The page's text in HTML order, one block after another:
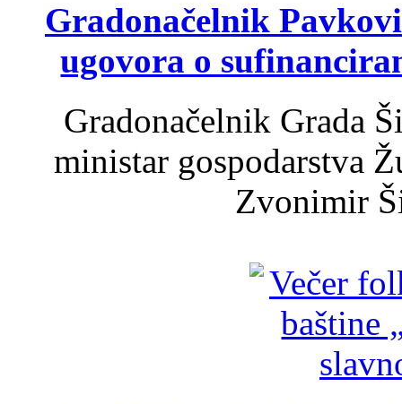
Gradonačelnik
ugovora o
Gradonačelnik Grada
ministar gospodarstva
Zvonimir